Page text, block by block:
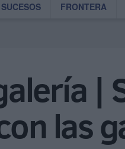
SUCESOS FRONTERA
|
las